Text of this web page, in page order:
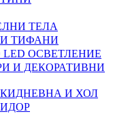
ТЕЛА
ТИФАНИ
ОСВЕТЛЕНИЕ
И ДЕКОРАТИВНИ
И ХОЛ